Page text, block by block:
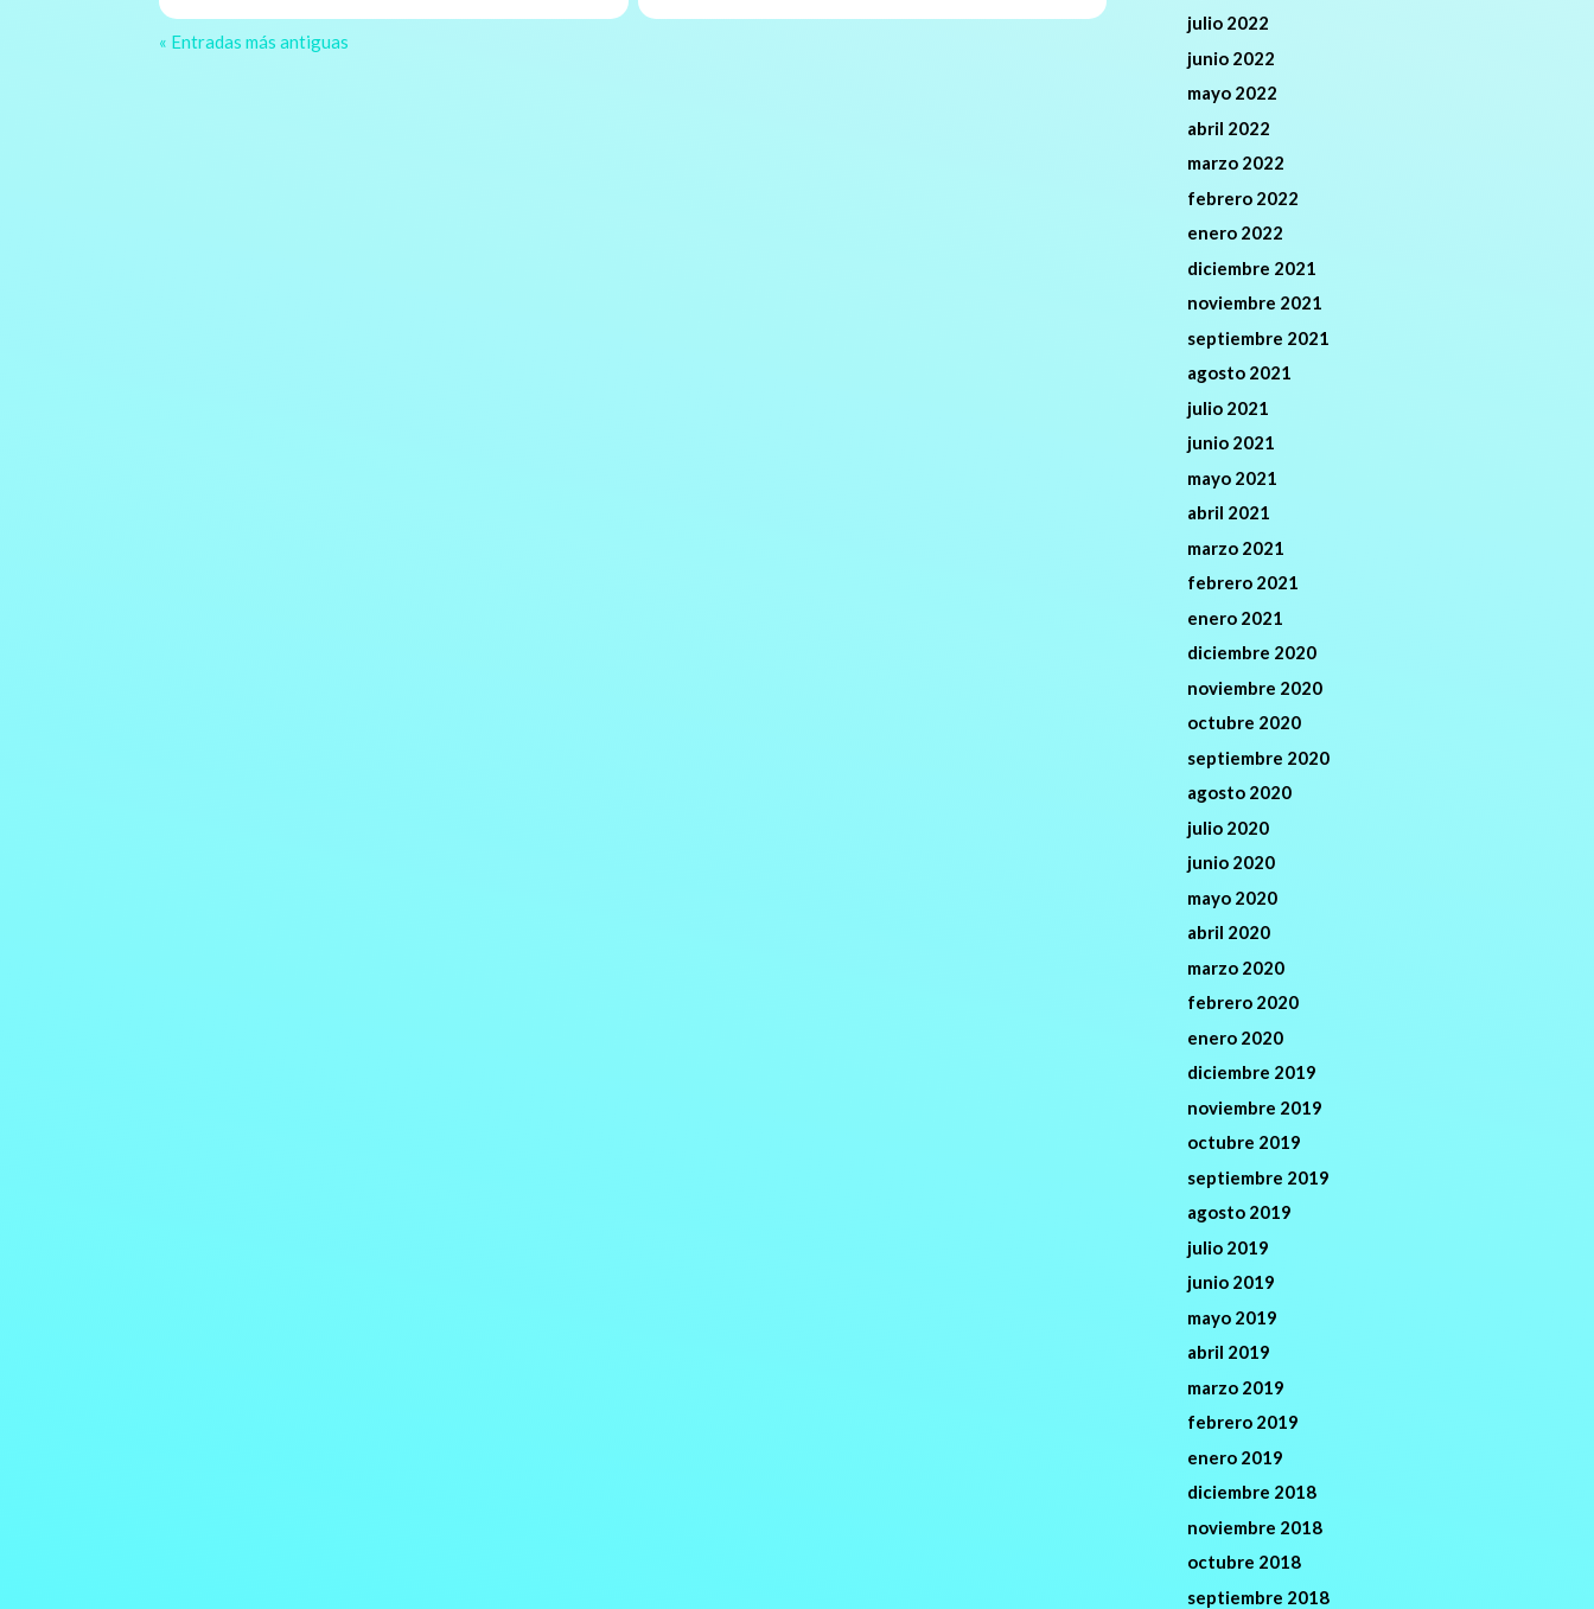
« Entradas más antiguas
julio 2022
junio 2022
mayo 2022
abril 2022
marzo 2022
febrero 2022
enero 2022
diciembre 2021
noviembre 2021
septiembre 2021
agosto 2021
julio 2021
junio 2021
mayo 2021
abril 2021
marzo 2021
febrero 2021
enero 2021
diciembre 2020
noviembre 2020
octubre 2020
septiembre 2020
agosto 2020
julio 2020
junio 2020
mayo 2020
abril 2020
marzo 2020
febrero 2020
enero 2020
diciembre 2019
noviembre 2019
octubre 2019
septiembre 2019
agosto 2019
julio 2019
junio 2019
mayo 2019
abril 2019
marzo 2019
febrero 2019
enero 2019
diciembre 2018
noviembre 2018
octubre 2018
septiembre 2018